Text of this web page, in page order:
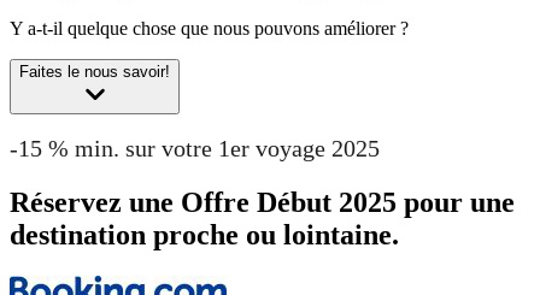
Y a-t-il quelque chose que nous pouvons améliorer ?
Faites le nous savoir!
-15 % min. sur votre 1er voyage 2025
Réservez une Offre Début 2025 pour une
destination proche ou lointaine.